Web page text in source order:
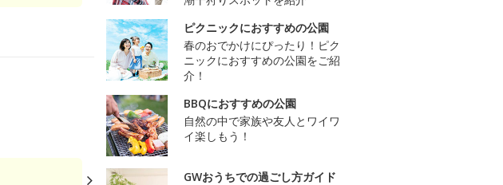
ピクニックにおすすめの公園
春のおでかけにぴったり！ピク
ニックにおすすめの公園をご紹
介！
BBQにおすすめの公園
自然の中で家族や友人とワイワ
イ楽しもう！
GWおうちでの過ごし方ガイド